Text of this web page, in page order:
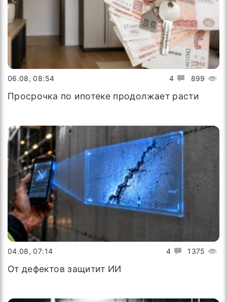
4 899
06.08, 08:54
Просрочка по ипотеке продолжает расти
4 1375
04.08, 07:14
От дефектов защитит ИИ